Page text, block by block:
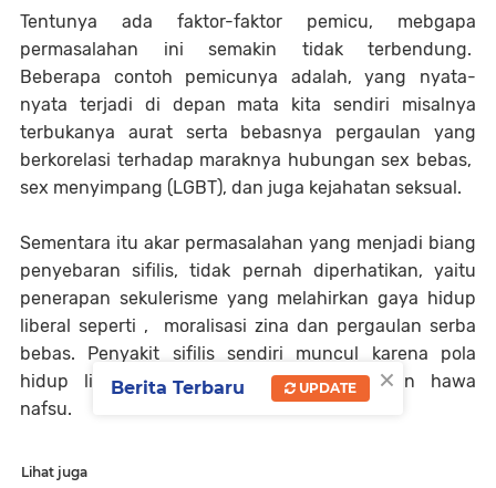
Tentunya ada faktor-faktor pemicu, mebgapa
permasalahan ini semakin tidak terbendung.
Beberapa contoh pemicunya adalah, yang nyata-
nyata terjadi di depan mata kita sendiri misalnya
terbukanya aurat serta bebasnya pergaulan yang
berkorelasi terhadap maraknya hubungan sex bebas,
sex menyimpang (LGBT), dan juga kejahatan seksual.
Sementara itu akar permasalahan yang menjadi biang
penyebaran sifilis, tidak pernah diperhatikan, yaitu
penerapan sekulerisme yang melahirkan gaya hidup
liberal seperti , moralisasi zina dan pergaulan serba
bebas. Penyakit sifilis sendiri muncul karena pola
hidup liberal yang hanya memperturutkan hawa
nafsu.
Lihat juga
×
Berita Terbaru UPDATE